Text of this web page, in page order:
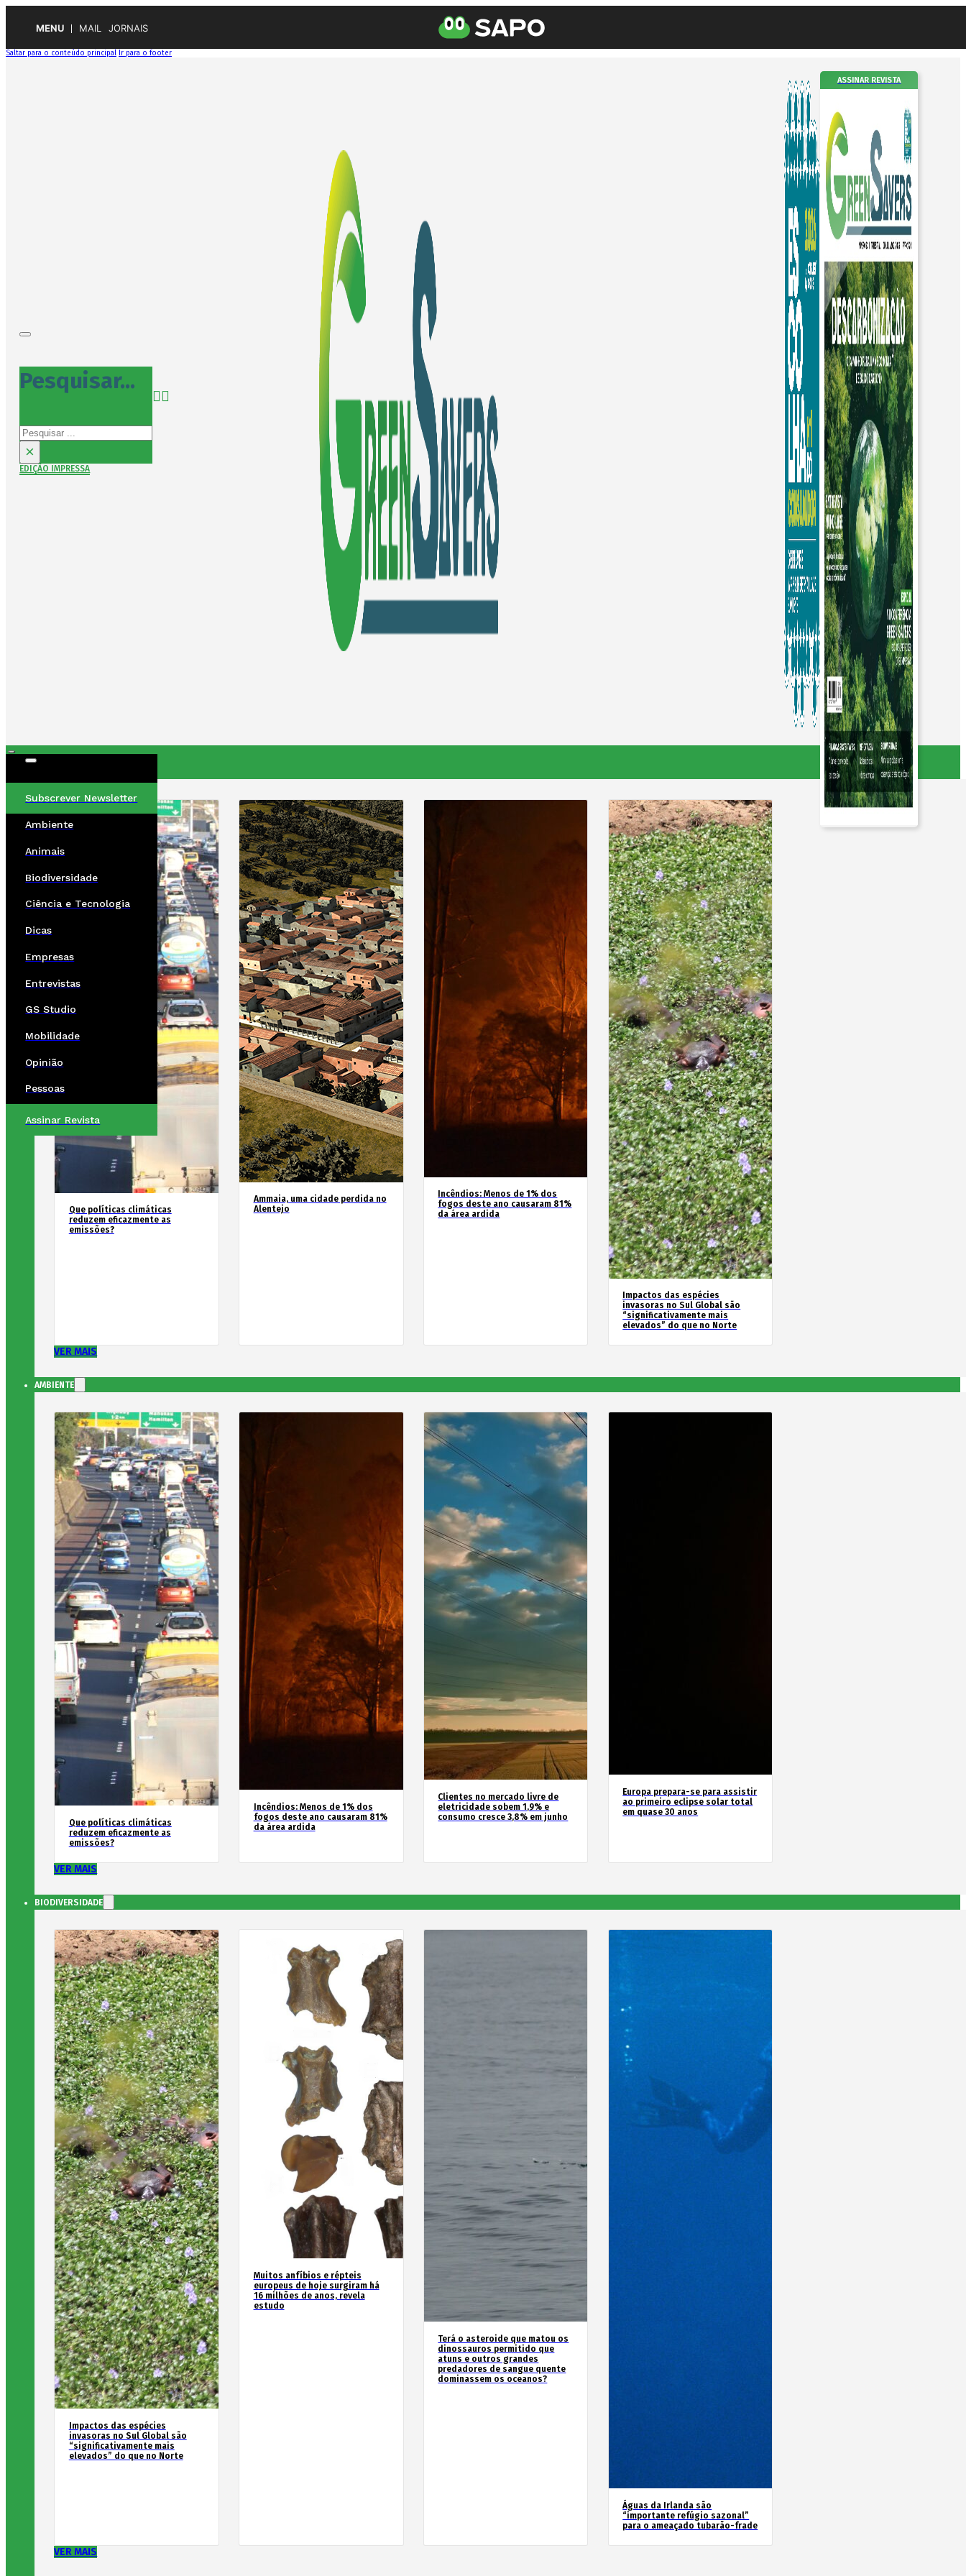
MENU MAIL JORNAIS
Saltar para o conteúdo principal Ir para o footer
Pesquisar...
Pesquisar
×
EDIÇÃO IMPRESSA
ASSINAR REVISTA
Subscrever Newsletter
Ambiente
Animais
Biodiversidade
Ciência e Tecnologia
Dicas
Empresas
Entrevistas
GS Studio
Mobilidade
Opinião
Pessoas
Assinar Revista
Que políticas climáticas
reduzem eficazmente as
emissões?
Ammaia, uma cidade perdida no
Alentejo
Incêndios: Menos de 1% dos
fogos deste ano causaram 81%
da área ardida
Impactos das espécies
invasoras no Sul Global são
“significativamente mais
elevados” do que no Norte
VER MAIS
AMBIENTE
Que políticas climáticas
reduzem eficazmente as
emissões?
Incêndios: Menos de 1% dos
fogos deste ano causaram 81%
da área ardida
Clientes no mercado livre de
eletricidade sobem 1,9% e
consumo cresce 3,8% em junho
Europa prepara-se para assistir
ao primeiro eclipse solar total
em quase 30 anos
VER MAIS
BIODIVERSIDADE
Impactos das espécies
invasoras no Sul Global são
“significativamente mais
elevados” do que no Norte
Muitos anfíbios e répteis
europeus de hoje surgiram há
16 milhões de anos, revela
estudo
Terá o asteroide que matou os
dinossauros permitido que
atuns e outros grandes
predadores de sangue quente
dominassem os oceanos?
Águas da Irlanda são
“importante refúgio sazonal”
para o ameaçado tubarão-frade
VER MAIS